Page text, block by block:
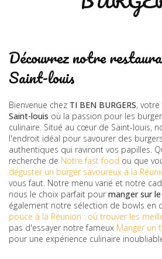
Découvrez notre
Saint-louis
Bienvenue chez TI BEN BURGERS, votre
Saint-louis où la passion pour les
culinaire. Situé au cœur de Saint-louis,
l'endroit idéal pour savourer des
authentiques qui raviront vos papilles.
recherche de Notre fast food ou que
déguster un burger savoureux à la
vous faut. Notre menu varié et notre
nous le choix parfait pour manger sur
également notre sélection de bowls en
pouce à la Réunion : où trouver les
pas d'essayer notre fameux Manger un
pour une expérience culinaire